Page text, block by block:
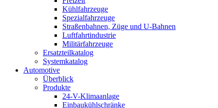
Kühlfahrzeuge
Spezialfahrzeuge
Straßenbahnen, Züge und U-Bahnen
Luftfahrtindustrie
Militärfahrzeuge
Ersatzteilkatalog
Systemkatalog
Automotive
Überblick
Produkte
24-V-Klimaanlage
Einbaukühlschränke